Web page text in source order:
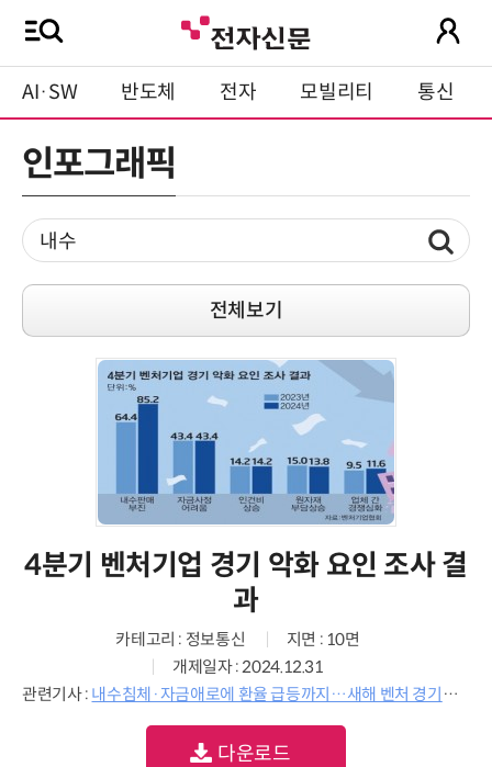
AI·SW 반도체 전자 모빌리티 통신
인포그래픽
전체보기
4분기 벤처기업 경기 악화 요인 조사 결
과
카테고리 : 정보통신
지면 : 10면
개제일자 : 2024.12.31
관련기사 : 내수침체·자금애로에 환율 급등까지…새해 벤처 경기전망지수 역대 최저
다운로드